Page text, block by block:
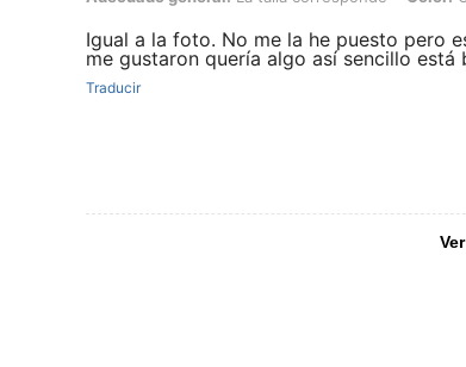
Igual a la foto. No me la he puesto pero
me gustaron quería algo así sencillo está
Traducir